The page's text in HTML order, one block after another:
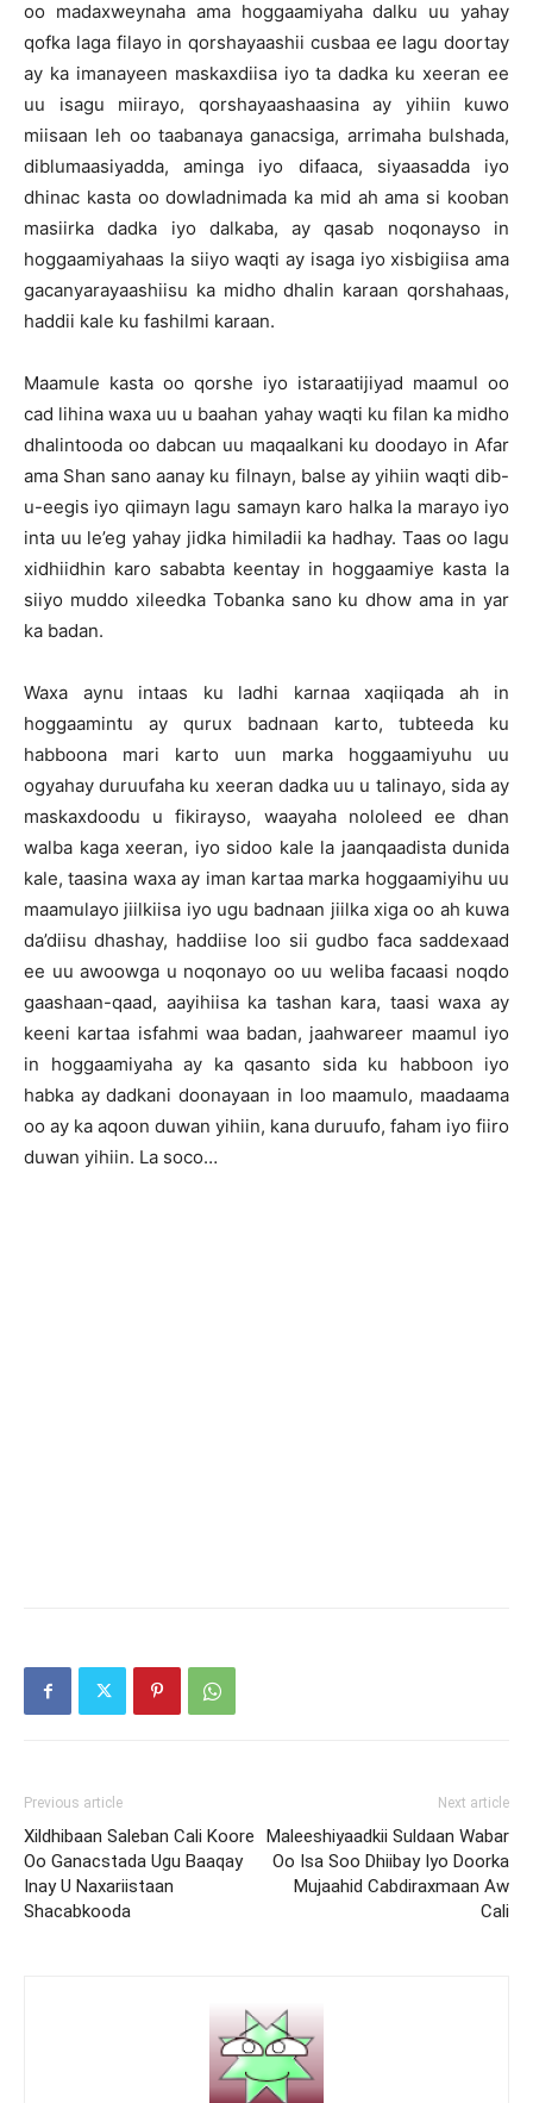
oo madaxweynaha ama hoggaamiyaha dalku uu yahay
qofka laga filayo in qorshayaashii cusbaa ee lagu doortay
ay ka imanayeen maskaxdiisa iyo ta dadka ku xeeran ee
uu isagu miirayo, qorshayaashaasina ay yihiin kuwo
miisaan leh oo taabanaya ganacsiga, arrimaha bulshada,
diblumaasiyadda, aminga iyo difaaca, siyaasadda iyo
dhinac kasta oo dowladnimada ka mid ah ama si kooban
masiirka dadka iyo dalkaba, ay qasab noqonayso in
hoggaamiyahaas la siiyo waqti ay isaga iyo xisbigiisa ama
gacanyarayaashiisu ka midho dhalin karaan qorshahaas,
haddii kale ku fashilmi karaan.
Maamule kasta oo qorshe iyo istaraatijiyad maamul oo
cad lihina waxa uu u baahan yahay waqti ku filan ka midho
dhalintooda oo dabcan uu maqaalkani ku doodayo in Afar
ama Shan sano aanay ku filnayn, balse ay yihiin waqti dib-
u-eegis iyo qiimayn lagu samayn karo halka la marayo iyo
inta uu le’eg yahay jidka himiladii ka hadhay. Taas oo lagu
xidhiidhin karo sababta keentay in hoggaamiye kasta la
siiyo muddo xileedka Tobanka sano ku dhow ama in yar
ka badan.
Waxa aynu intaas ku ladhi karnaa xaqiiqada ah in
hoggaamintu ay qurux badnaan karto, tubteeda ku
habboona mari karto uun marka hoggaamiyuhu uu
ogyahay duruufaha ku xeeran dadka uu u talinayo, sida ay
maskaxdoodu u fikirayso, waayaha nololeed ee dhan
walba kaga xeeran, iyo sidoo kale la jaanqaadista dunida
kale, taasina waxa ay iman kartaa marka hoggaamiyihu uu
maamulayo jiilkiisa iyo ugu badnaan jiilka xiga oo ah kuwa
da’diisu dhashay, haddiise loo sii gudbo faca saddexaad
ee uu awoowga u noqonayo oo uu weliba facaasi noqdo
gaashaan-qaad, aayihiisa ka tashan kara, taasi waxa ay
keeni kartaa isfahmi waa badan, jaahwareer maamul iyo
in hoggaamiyaha ay ka qasanto sida ku habboon iyo
habka ay dadkani doonayaan in loo maamulo, maadaama
oo ay ka aqoon duwan yihiin, kana duruufo, faham iyo fiiro
duwan yihiin. La soco…
Previous article
Xildhibaan Saleban Cali Koore
Oo Ganacstada Ugu Baaqay
Inay U Naxariistaan
Shacabkooda
Next article
Maleeshiyaadkii Suldaan Wabar
Oo Isa Soo Dhiibay Iyo Doorka
Mujaahid Cabdiraxmaan Aw
Cali